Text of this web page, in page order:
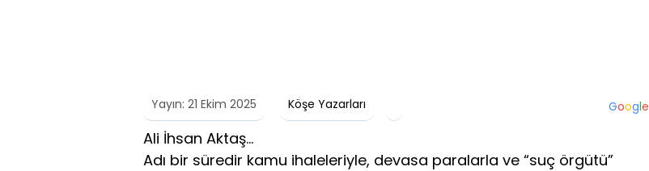
Yayın: 21 Ekim 2025 Köşe Yazarları Google
Ali İhsan Aktaş…
Adı bir süredir kamu ihaleleriyle, devasa paralarla ve “suç örgütü”